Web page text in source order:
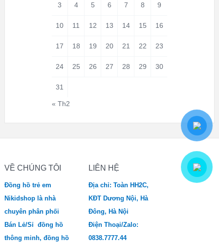
3 4 5 6 7 8 9
10 11 12 13 14 15 16
17 18 19 20 21 22 23
24 25 26 27 28 29 30
31
« Th2
VỀ CHÚNG TÔI
Đồng hồ trẻ em
Nikidshop là nhà
chuyên phân phối
Bán Lẻ/Sỉ đồng hồ
thông minh, đồng hồ
LIÊN HỆ
Địa chỉ: Toàn HH2C,
KĐT Dương Nội, Hà
Đông, Hà Nội
Điện Thoại/Zalo:
0838.7777.44